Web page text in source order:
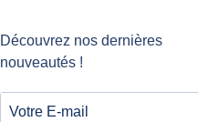
Découvrez nos dernières
nouveautés !